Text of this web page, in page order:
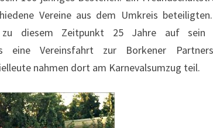
Vereine aus dem Umkreis
zu diesem Zeitpunkt 25 Jahre auf sein
eine Vereinsfahrt zur Borkener
nahmen dort am Karnevalsumzug teil.